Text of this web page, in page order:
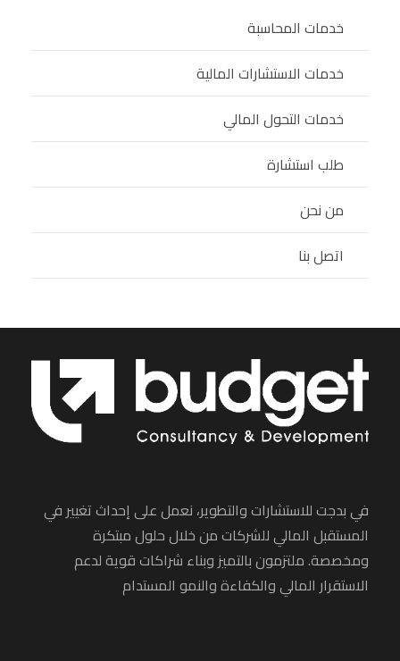
خدمات المحاسبة
خدمات الاستشارات المالية
خدمات التحول المالي
طلب استشارة
من نحن
اتصل بنا
في بدجت للاستشارات والتطوير، نعمل على إحداث تغيير في
المستقبل المالي للشركات من خلال حلول مبتكرة
ومخصصة. ملتزمون بالتميز وبناء شراكات قوية لدعم
الاستقرار المالي والكفاءة والنمو المستدام